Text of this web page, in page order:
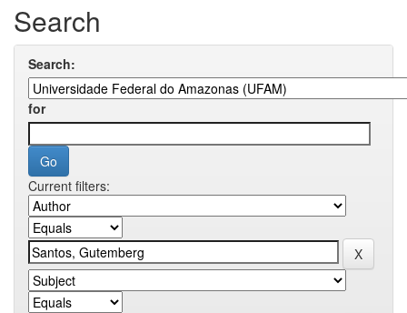
Search
Search:
for
Current filters: